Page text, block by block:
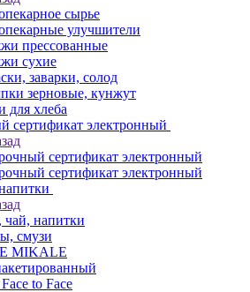
сырье
улучшители
прессованные
сухие
заварки, солод
зерновые, кунжут
для хлеба
сертификат электронный
сертификат электронный
сертификат электронный
чай, напитки
смузи
MIKALE
to Face